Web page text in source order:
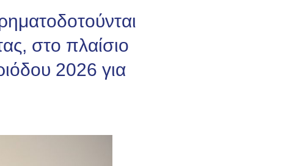
στο πλαίσιο
2026 για